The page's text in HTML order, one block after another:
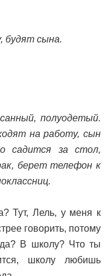
будят сына.
полуодетый.
на работу, сын
садится за стол,
берет телефон к
Тут, Лель, у меня к
говорить, потому
В школу? Что ты
школу любишь